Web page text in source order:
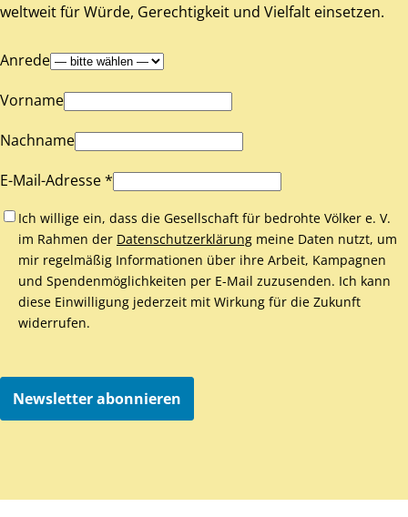
weltweit für Würde, Gerechtigkeit und Vielfalt einsetzen.
Anrede
Vorname
Nachname
E-Mail-Adresse *
Ich willige ein, dass die Gesellschaft für bedrohte Völker e. V.
im Rahmen der Datenschutzerklärung meine Daten nutzt, um
mir regelmäßig Informationen über ihre Arbeit, Kampagnen
und Spendenmöglichkeiten per E-Mail zuzusenden. Ich kann
diese Einwilligung jederzeit mit Wirkung für die Zukunft
widerrufen.
Newsletter abonnieren